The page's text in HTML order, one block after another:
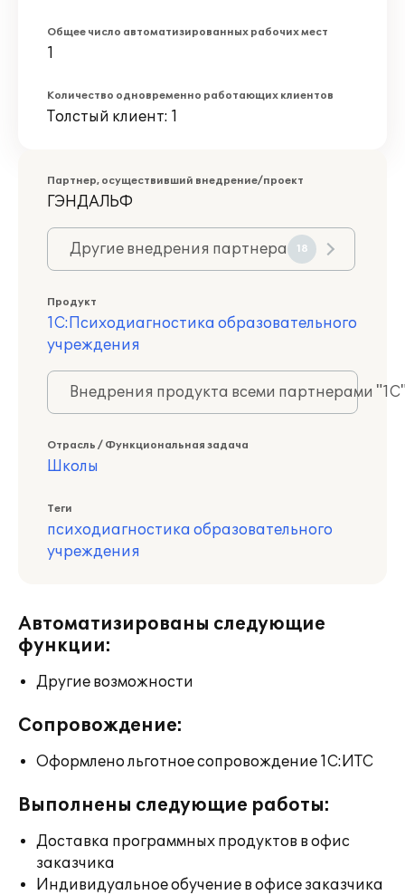
Общее число автоматизированных рабочих мест
1
Количество одновременно работающих клиентов
Толстый клиент: 1
Партнер, осуществивший внедрение/проект
ГЭНДАЛЬФ
Другие внедрения партнера 18
Продукт
1С:Психодиагностика образовательного
учреждения
Внедрения продукта всеми партнерами
Отрасль / Функциональная задача
Школы
Теги
психодиагностика образовательного
учреждения
Автоматизированы следующие
функции:
Другие возможности
Сопровождение:
Оформлено льготное сопровождение 1С:ИТС
Выполнены следующие работы:
Доставка программных продуктов в офис
заказчика
Индивидуальное обучение в офисе заказчика